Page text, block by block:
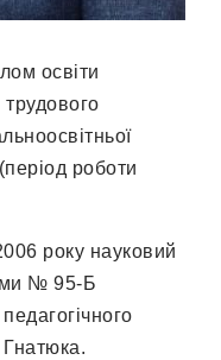
освіти
роботи
року науковий
№ 95-Б
Гнатюка.